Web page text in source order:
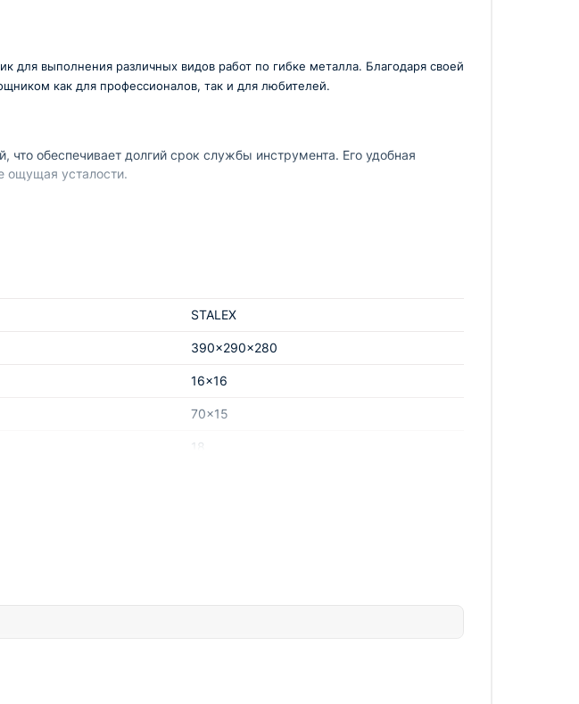
выполнения различных видов работ по гибке металла. Благодаря своей
как для профессионалов, так и для любителей.
что обеспечивает долгий срок службы инструмента. Его удобная
ощущая усталости.
UB-100 по выгодной цене. Не упустите возможность обновить
STALEX
390x290x280
16x16
70x15
18